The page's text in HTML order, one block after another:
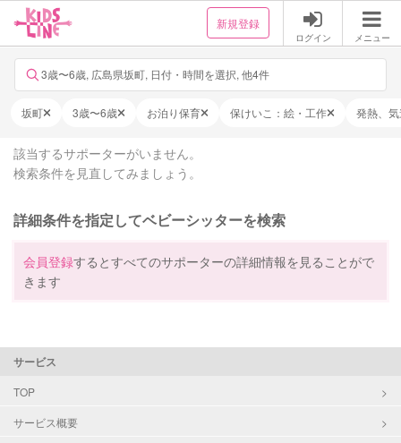
新規登録
ログイン メニュー
3歳〜6歳, 広島県坂町, 日付・時間を選択, 他4件
坂町 3歳〜6歳 お泊り保育 保けいこ：絵・工作 発熱、
該当するサポーターがいません。
検索条件を見直してみましょう。
詳細条件を指定してベビーシッターを検索
会員登録するとすべてのサポーターの詳細情報を見ることがで
きます
サービス
TOP
サービス概要